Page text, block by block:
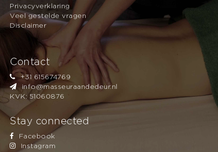
Privacyverklaring
Veel gestelde vragen
Disclaimer
Contact
+31 615674769
info@masseuraandedeur.nl
KVK: 51060876
Stay connected
Facebook
Instagram